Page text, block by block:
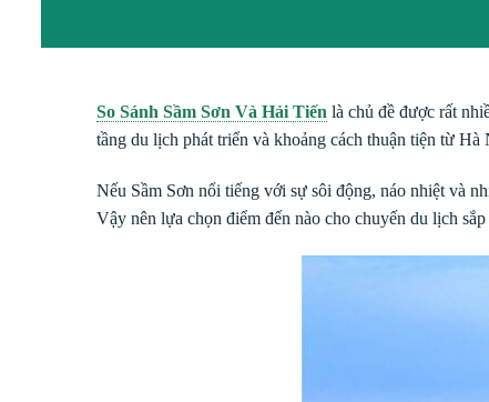
So Sánh Sầm Sơn Và Hải Tiến là chủ đề được rất
tầng du lịch phát triển và khoảng cách thuận tiện từ
Nếu Sầm Sơn nổi tiếng với sự sôi động, náo nhiệt và
Vậy nên lựa chọn điểm đến nào cho chuyến du lịch